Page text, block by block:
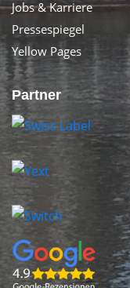
Jobs & Karriere
Pressespiegel
Yellow Pages
Partner